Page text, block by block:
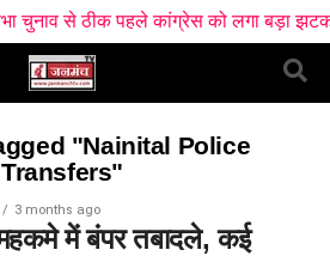
से ठीक पहले कांग्रेस को लगा बड़ा झटका,
"Nainital Police
Transfers"
3 months ago
में बंपर तबादले, कई